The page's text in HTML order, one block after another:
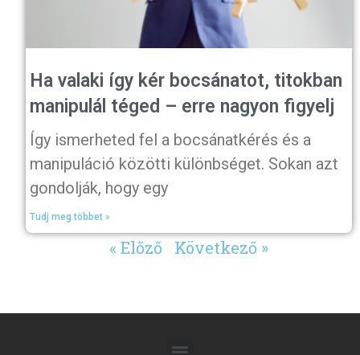
Ha valaki így kér bocsánatot, titokban
manipulál téged – erre nagyon figyelj
Így ismerheted fel a bocsánatkérés és a
manipuláció közötti különbséget. Sokan azt
gondolják, hogy egy
Tudj meg többet »
« Előző Következő »